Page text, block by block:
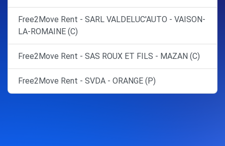
Free2Move Rent - SARL VALDELUC'AUTO - VAISON-
LA-ROMAINE (C)
Free2Move Rent - SAS ROUX ET FILS - MAZAN (C)
Free2Move Rent - SVDA - ORANGE (P)